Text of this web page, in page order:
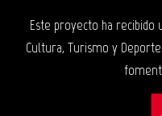
Este proyecto ha recibido
Cultura, Turismo y